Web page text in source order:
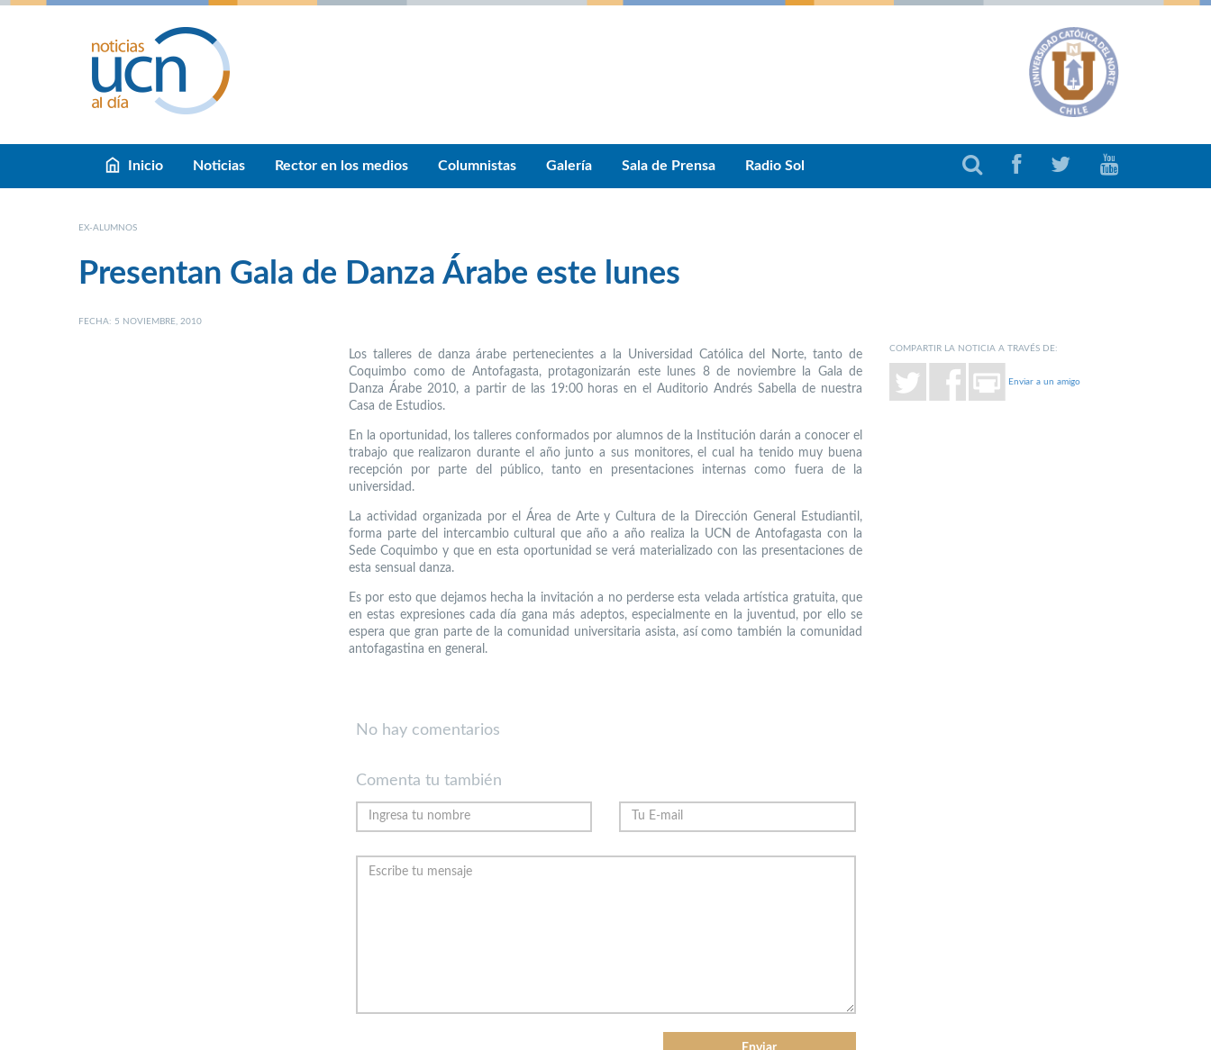
Inicio Noticias Rector en los medios Columnistas Galería Sala de Prensa Radio Sol
EX-ALUMNOS
Presentan Gala de Danza Árabe este lunes
FECHA: 5 NOVIEMBRE, 2010
Los talleres de danza árabe pertenecientes a la Universidad Católica del Norte, tanto de
Coquimbo como de Antofagasta, protagonizarán este lunes 8 de noviembre la Gala de
Danza Árabe 2010, a partir de las 19:00 horas en el Auditorio Andrés Sabella de nuestra
Casa de Estudios.
En la oportunidad, los talleres conformados por alumnos de la Institución darán a conocer el
trabajo que realizaron durante el año junto a sus monitores, el cual ha tenido muy buena
recepción por parte del público, tanto en presentaciones internas como fuera de la
universidad.
La actividad organizada por el Área de Arte y Cultura de la Dirección General Estudiantil,
forma parte del intercambio cultural que año a año realiza la UCN de Antofagasta con la
Sede Coquimbo y que en esta oportunidad se verá materializado con las presentaciones de
esta sensual danza.
Es por esto que dejamos hecha la invitación a no perderse esta velada artística gratuita, que
en estas expresiones cada día gana más adeptos, especialmente en la juventud, por ello se
espera que gran parte de la comunidad universitaria asista, así como también la comunidad
antofagastina en general.
COMPARTIR LA NOTICIA A TRAVÉS DE:
Enviar a un amigo
No hay comentarios
Comenta tu también